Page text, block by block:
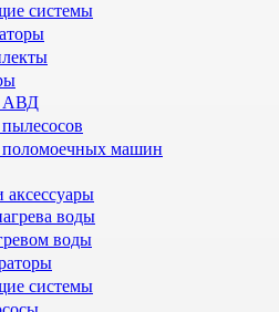
системы
АВД
поломоечных машин
аксессуары
воды
воды
системы